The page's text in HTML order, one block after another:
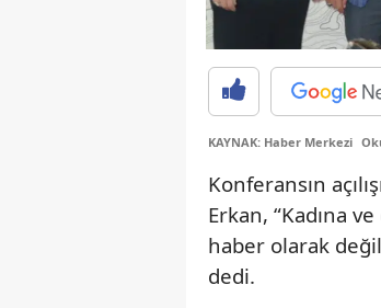
KAYNAK: Haber Merkezi
Konferansın
Erkan, “Kadına
haber olarak
dedi.